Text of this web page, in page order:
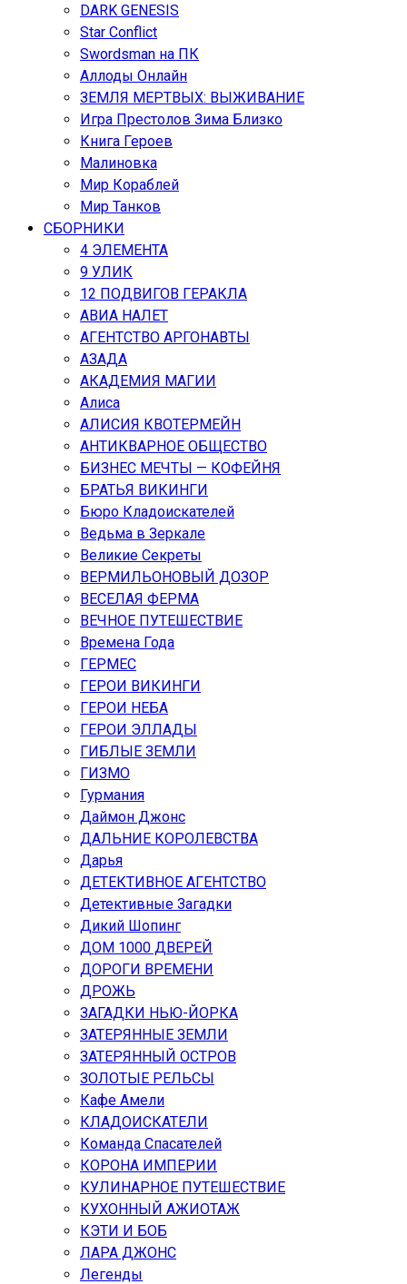
DARK GENESIS
Star Conflict
Swordsman на ПК
Аллоды Онлайн
ЗЕМЛЯ МЕРТВЫХ: ВЫЖИВАНИЕ
Игра Престолов Зима Близко
Книга Героев
Малиновка
Мир Кораблей
Мир Танков
СБОРНИКИ
4 ЭЛЕМЕНТА
9 УЛИК
12 ПОДВИГОВ ГЕРАКЛА
АВИА НАЛЕТ
АГЕНТСТВО АРГОНАВТЫ
АЗАДА
АКАДЕМИЯ МАГИИ
Алиса
АЛИСИЯ КВОТЕРМЕЙН
АНТИКВАРНОЕ ОБЩЕСТВО
БИЗНЕС МЕЧТЫ — КОФЕЙНЯ
БРАТЬЯ ВИКИНГИ
Бюро Кладоискателей
Ведьма в Зеркале
Великие Секреты
ВЕРМИЛЬОНОВЫЙ ДОЗОР
ВЕСЕЛАЯ ФЕРМА
ВЕЧНОЕ ПУТЕШЕСТВИЕ
Времена Года
ГЕРМЕС
ГЕРОИ ВИКИНГИ
ГЕРОИ НЕБА
ГЕРОИ ЭЛЛАДЫ
ГИБЛЫЕ ЗЕМЛИ
ГИЗМО
Гурмания
Даймон Джонс
ДАЛЬНИЕ КОРОЛЕВСТВА
Дарья
ДЕТЕКТИВНОЕ АГЕНТСТВО
Детективные Загадки
Дикий Шопинг
ДОМ 1000 ДВЕРЕЙ
ДОРОГИ ВРЕМЕНИ
ДРОЖЬ
ЗАГАДКИ НЬЮ-ЙОРКА
ЗАТЕРЯННЫЕ ЗЕМЛИ
ЗАТЕРЯННЫЙ ОСТРОВ
ЗОЛОТЫЕ РЕЛЬСЫ
Кафе Амели
КЛАДОИСКАТЕЛИ
Команда Спасателей
КОРОНА ИМПЕРИИ
КУЛИНАРНОЕ ПУТЕШЕСТВИЕ
КУХОННЫЙ АЖИОТАЖ
КЭТИ И БОБ
ЛАРА ДЖОНС
Легенды